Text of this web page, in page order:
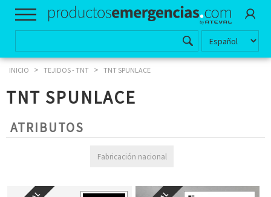
INICIO > TEJIDOS - TNT > TNT SPUNLACE
TNT SPUNLACE
ATRIBUTOS
Fabricación nacional